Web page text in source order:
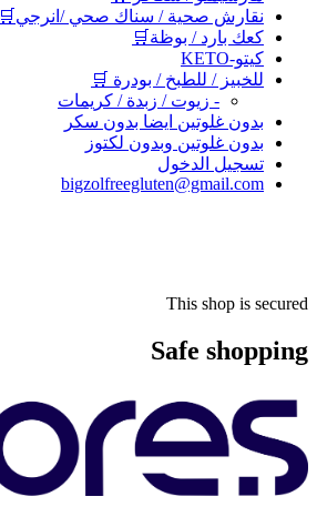
نقارش صحية / سناك صحي /انرجي🛒
كعك بارد / بوظة🛒
كيتو-KETO
للخبيز / للطبخ / بودرة 🛒
- زيوت / زبدة / كريمات
بدون غلوتين ايضا بدون سكر
بدون غلوتين وبدون لكتوز
تسجيل الدخول
bigzolfreegluten@gmail.com
This shop is secured
Safe shopping